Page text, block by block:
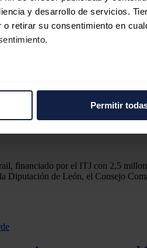
y desarrollo de servicios.
retirar su consentimiento en
del sitio web con nuestros
Permitir
público-privada que
la innovación en nuevas energías
finales de este mismo año,
en el marco del
Ferrocarriles de Vía Estrecha
la industria de rehabilitación de
financiado por el ITJ con 2,5
Diputación de León, el Consejo